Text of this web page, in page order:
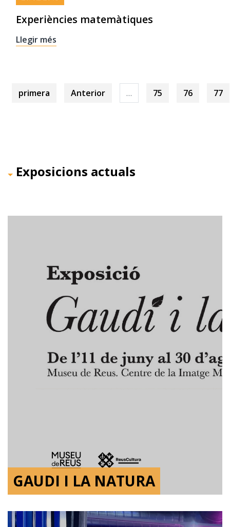
Experiències matemàtiques
Llegir més
primera Anterior … 75 76 77
Exposicions actuals
GAUDI I LA NATURA